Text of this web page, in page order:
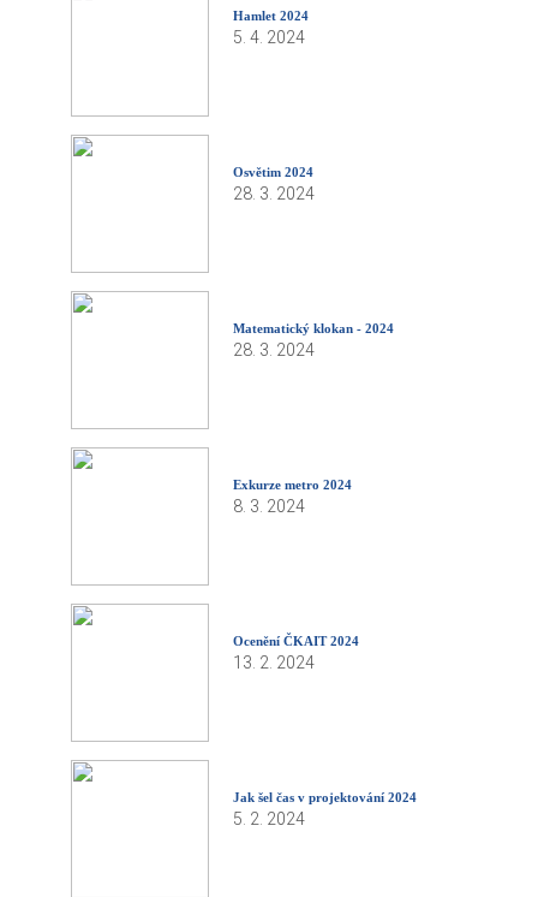
Hamlet 2024
5. 4. 2024
Osvětim 2024
28. 3. 2024
Matematický klokan - 2024
28. 3. 2024
Exkurze metro 2024
8. 3. 2024
Ocenění ČKAIT 2024
13. 2. 2024
Jak šel čas v projektování 2024
5. 2. 2024